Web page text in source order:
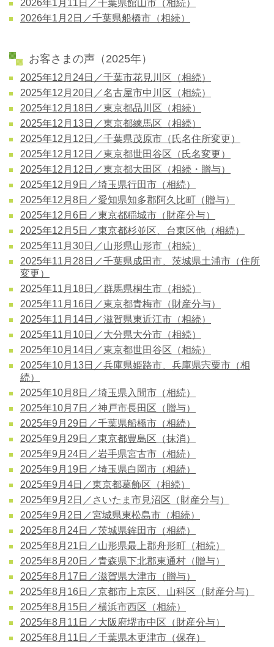
2026年1月11日／千葉県館山市（相続）
2026年1月2日／千葉県船橋市（相続）
お客さまの声（2025年）
2025年12月24日／千葉市花見川区（相続）
2025年12月20日／名古屋市中川区（相続）
2025年12月18日／東京都品川区（相続）
2025年12月13日／東京都練馬区（相続）
2025年12月12日／千葉県茂原市（氏名住所変更）
2025年12月12日／東京都世田谷区（氏名変更）
2025年12月12日／東京都大田区（相続・贈与）
2025年12月9日／埼玉県行田市（相続）
2025年12月8日／愛知県知多郡阿久比町（贈与）
2025年12月6日／東京都稲城市（財産分与）
2025年12月5日／東京都杉並区、台東区他（相続）
2025年11月30日／山形県山形市（相続）
2025年11月28日／千葉県成田市、茨城県土浦市（住所
変更）
2025年11月18日／群馬県桐生市（相続）
2025年11月16日／東京都青梅市（財産分与）
2025年11月14日／滋賀県東近江市（相続）
2025年11月10日／大分県大分市（相続）
2025年10月14日／東京都世田谷区（相続）
2025年10月13日／兵庫県姫路市、兵庫県宍粟市（相
続）
2025年10月8日／埼玉県入間市（相続）
2025年10月7日／神戸市長田区（贈与）
2025年9月29日／千葉県船橋市（相続）
2025年9月29日／東京都豊島区（抹消）
2025年9月24日／岩手県宮古市（相続）
2025年9月19日／埼玉県白岡市（相続）
2025年9月4日／東京都葛飾区（相続）
2025年9月2日／さいたま市見沼区（財産分与）
2025年9月2日／宮城県東松島市（相続）
2025年8月24日／茨城県鉾田市（相続）
2025年8月21日／山形県最上郡舟形町（相続）
2025年8月20日／青森県下北郡東通村（贈与）
2025年8月17日／滋賀県大津市（贈与）
2025年8月16日／京都市上京区、山科区（財産分与）
2025年8月15日／横浜市西区（相続）
2025年8月11日／大阪府堺市中区（財産分与）
2025年8月11日／千葉県木更津市（保存）